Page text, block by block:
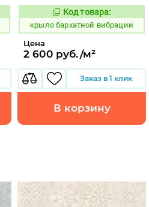
828510
Код товара:
крыло бархатной вибрации
Цена
2 600 руб./м²
Заказ в 1 клик
В корзину